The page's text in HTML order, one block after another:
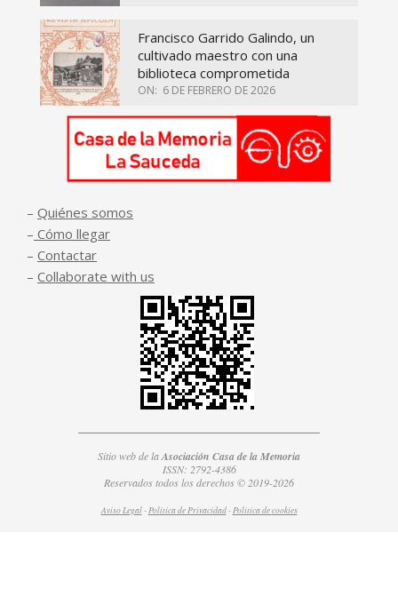
Francisco Garrido Galindo, un
cultivado maestro con una
biblioteca comprometida
ON: 6 DE FEBRERO DE 2026
– Quiénes somos
– Cómo llegar
– Contactar
– Collaborate with us
Sitio web de laAsociación Casa de la Memoria
ISSN: 2792-4386
Reservados todos los derechos © 2019-2026
Aviso Legal-Política de Privacidad-Política decookies